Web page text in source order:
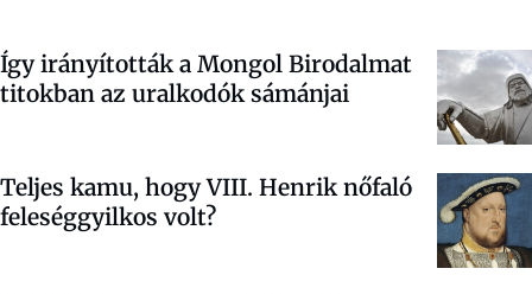
Így irányították a Mongol Birodalmat
titokban az uralkodók sámánjai
Teljes kamu, hogy VIII. Henrik nőfaló
feleséggyilkos volt?